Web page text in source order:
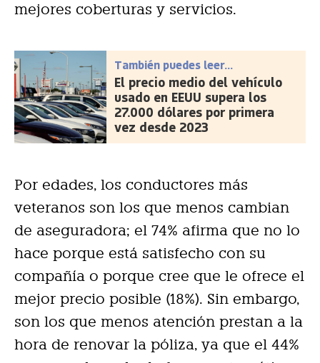
mejores coberturas y servicios.
También puedes leer...
El precio medio del vehículo
usado en EEUU supera los
27.000 dólares por primera
vez desde 2023
Por edades, los conductores más
veteranos son los que menos cambian
de aseguradora; el 74% afirma que no lo
hace porque está satisfecho con su
compañía o porque cree que le ofrece el
mejor precio posible (18%). Sin embargo,
son los que menos atención prestan a la
hora de renovar la póliza, ya que el 44%